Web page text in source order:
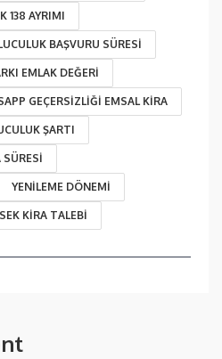
138 AYRIMI
BAŞVURU SÜRESI
EMLAK DEĞERI
GEÇERSIZLIĞI EMSAL KIRA
ŞARTI
YENILEME DÖNEMI
KIRA TALEBI